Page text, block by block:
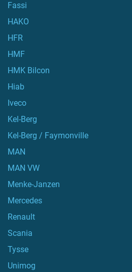
Fassi
HAKO
HFR
HMF
HMK Bilcon
Hiab
Iveco
Kel-Berg
Kel-Berg / Faymonville
MAN
MAN VW
Menke-Janzen
Mercedes
Renault
Scania
Tysse
Unimog